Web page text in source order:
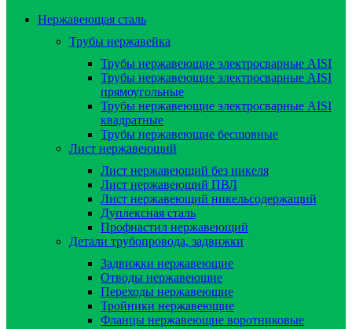
Нержавеющая сталь
Трубы нержавейка
Трубы нержавеющие электросварные AISI
Трубы нержавеющие электросварные AISI
прямоугольные
Трубы нержавеющие электросварные AISI
квадратные
Трубы нержавеющие бесшовные
Лист нержавеющий
Лист нержавеющий без никеля
Лист нержавеющий ПВЛ
Лист нержавеющий никельсодержащий
Дуплексная сталь
Профнастил нержавеющий
Детали трубопровода, задвижки
Задвижки нержавеющие
Отводы нержавеющие
Переходы нержавеющие
Тройники нержавеющие
Фланцы нержавеющие воротниковые